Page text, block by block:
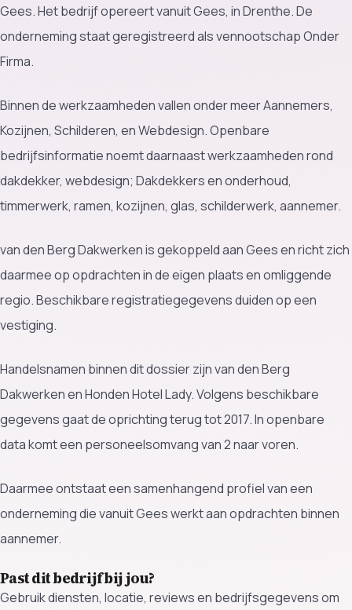
Gees. Het bedrijf opereert vanuit Gees, in Drenthe. De
onderneming staat geregistreerd als vennootschap Onder
Firma.
Binnen de werkzaamheden vallen onder meer Aannemers,
Kozijnen, Schilderen, en Webdesign. Openbare
bedrijfsinformatie noemt daarnaast werkzaamheden rond
dakdekker, webdesign; Dakdekkers en onderhoud,
timmerwerk, ramen, kozijnen, glas, schilderwerk, aannemer.
van den Berg Dakwerken is gekoppeld aan Gees en richt zich
daarmee op opdrachten in de eigen plaats en omliggende
regio. Beschikbare registratiegegevens duiden op een
vestiging.
Handelsnamen binnen dit dossier zijn van den Berg
Dakwerken en Honden Hotel Lady. Volgens beschikbare
gegevens gaat de oprichting terug tot 2017. In openbare
data komt een personeelsomvang van 2 naar voren.
Daarmee ontstaat een samenhangend profiel van een
onderneming die vanuit Gees werkt aan opdrachten binnen
aannemer.
Past dit bedrijf bij jou?
Gebruik diensten, locatie, reviews en bedrijfsgegevens om